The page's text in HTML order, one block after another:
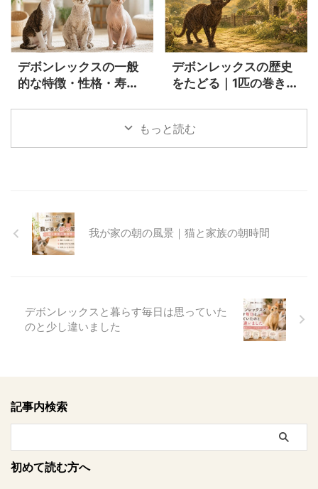
デボンレックスの一般
的な特徴・性格・寿
デボンレックスの歴史
をたどる｜1匹の巻き毛
もっと読む
我が家の朝の風景｜猫と家族の朝時間
デボンレックスと暮らす毎日は思っていた
のと少し違いました
記事内検索
初めて読む方へ